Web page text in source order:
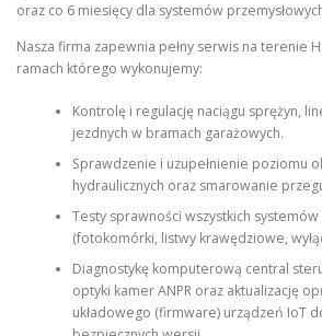
oraz co 6 miesięcy dla systemów
Nasza firma zapewnia pełny serwis na terenie
ramach którego wykonujemy:
Kontrolę i regulację naciągu sprężyn,
jezdnych w bramach garażowych.
Sprawdzenie i uzupełnienie poziomu
hydraulicznych oraz smarowanie
Testy sprawności wszystkich
(fotokomórki, listwy krawędziowe,
Diagnostykę komputerową central
optyki kamer ANPR oraz aktualizację
układowego (firmware) urządzeń IoT